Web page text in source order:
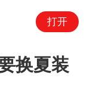
打开
换夏装